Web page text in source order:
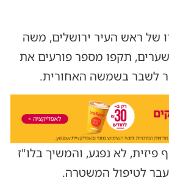
של ראש העיר ירושלים, משה
תקפו מספר פורעים את
לשבר בשמשה האחורית.
לא נפגע, והמשיך בלו"ז
לטיפול המשטרה.